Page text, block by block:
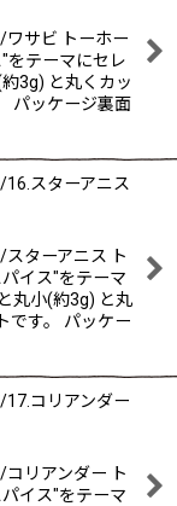
ワサビ トーホー
をテーマにセレ
3g) と丸くカッ
パッケージ裏面
スターアニス
ターアニス ト
イス"をテーマ
丸小(約3g) と丸
です。 パッケー
17.コリアンダー
リアンダー ト
イス"をテーマ